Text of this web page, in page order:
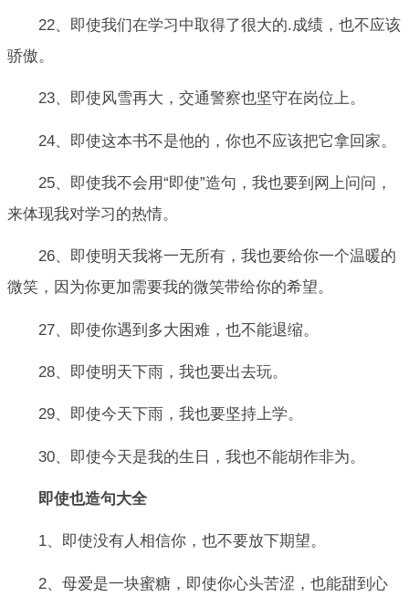
22、即使我们在学习中取得了很大的.成绩，也不应该
骄傲。
23、即使风雪再大，交通警察也坚守在岗位上。
24、即使这本书不是他的，你也不应该把它拿回家。
25、即使我不会用“即使”造句，我也要到网上问问，
来体现我对学习的热情。
26、即使明天我将一无所有，我也要给你一个温暖的
微笑，因为你更加需要我的微笑带给你的希望。
27、即使你遇到多大困难，也不能退缩。
28、即使明天下雨，我也要出去玩。
29、即使今天下雨，我也要坚持上学。
30、即使今天是我的生日，我也不能胡作非为。
即使也造句大全
1、即使没有人相信你，也不要放下期望。
2、母爱是一块蜜糖，即使你心头苦涩，也能甜到心